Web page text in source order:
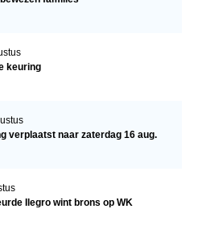
keuring
verplaatst naar zaterdag 16 aug.
Ilegro wint brons op WK